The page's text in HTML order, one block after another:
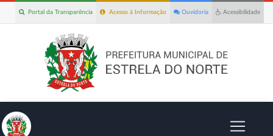
Acessibilidade
Ouvidoria
Acesso à Informação
Portal da Transparência